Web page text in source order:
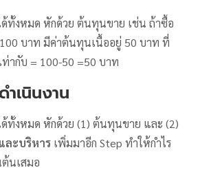
ด้ทั้งหมด หักด้วย ต้นทุนขาย เช่น ถ้าซื้อ
บาท มีค่าต้นทุนเนื้ออยู่ 50 บาท ที่
ากับ = 100-50 =50 บาท
ำเนินงาน
ด้ทั้งหมด หักด้วย (1) ต้นทุนขาย และ (2)
ละบริหาร เพิ่มมาอีก Step ทำให้กำไร
นเสมอ